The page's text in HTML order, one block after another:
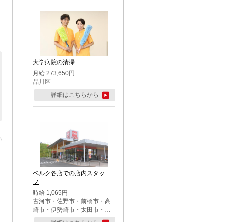
大学病院の清掃
月給 273,650円
品川区
詳細はこちらから
ベルク各店での店内スタッ
フ
時給 1,065円
古河市・佐野市・前橋市・高
崎市・伊勢崎市・太田市・館
林市・藤岡市・大泉町・さい